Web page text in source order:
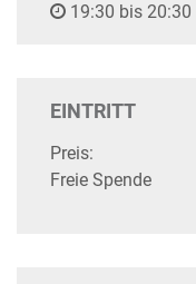
19:30 bis 20:30
EINTRITT
Preis:
Freie Spende